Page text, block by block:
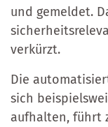
und gemeldet.
verkürzt.
Die
sich
aufhalten, führt